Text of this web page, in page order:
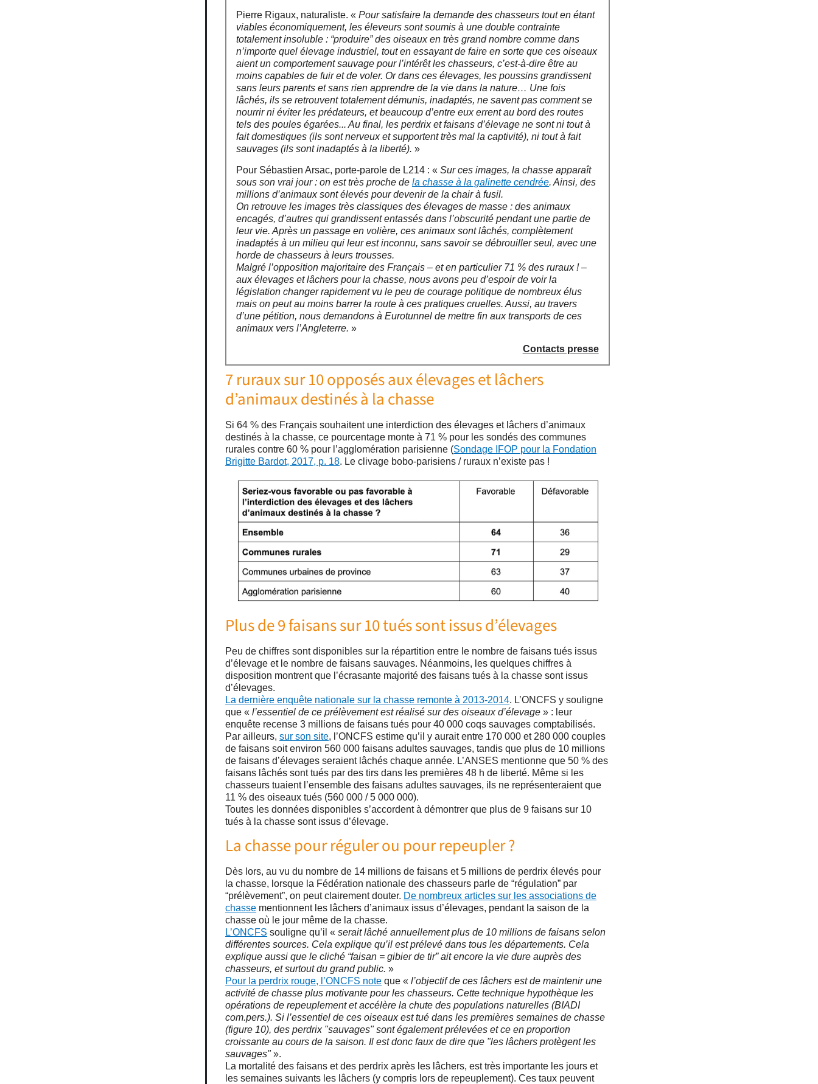
Pierre Rigaux, naturaliste. «Pour satisfaire la demande des chasseurs tout en étant
viables économiquement, les éleveurs sont soumis à une double contrainte
totalement insoluble : “produire” des oiseaux en très grand nombre comme dans
n’importe quel élevage industriel, tout en essayant de faire en sorte que ces oiseaux
aient un comportement sauvage pour l’intérêt les chasseurs, c’est-à-dire être au
moins capables de fuir et de voler. Or dans ces élevages, les poussins grandissent
sans leurs parents et sans rien apprendre de la vie dans la nature… Une fois
lâchés, ils se retrouvent totalement démunis, inadaptés, ne savent pas comment se
nourrir ni éviter les prédateurs, et beaucoup d’entre eux errent au bord des routes
tels des poules égarées... Au final, les perdrix et faisans d’élevage ne sont ni tout à
fait domestiques (ils sont nerveux et supportent très mal la captivité), ni tout à fait
sauvages (ils sont inadaptés à la liberté). »
Pour Sébastien Arsac, porte-parole de L214 : «Sur ces images, la chasse apparaît
sous son vrai jour : on est très proche dela chasse à la galinette cendrée. Ainsi, des
millions d’animaux sont élevés pour devenir de la chair à fusil.
On retrouve les images très classiques des élevages de masse : des animaux
encagés, d’autres qui grandissent entassés dans l’obscurité pendant une partie de
leur vie. Après un passage en volière, ces animaux sont lâchés, complètement
inadaptés à un milieu qui leur est inconnu, sans savoir se débrouiller seul, avec une
horde de chasseurs à leurs trousses.
Malgré l’opposition majoritaire des Français – et en particulier 71 % des ruraux ! –
aux élevages et lâchers pour la chasse, nous avons peu d’espoir de voir la
législation changer rapidement vu le peu de courage politique de nombreux élus
mais on peut au moins barrer la route à ces pratiques cruelles. Aussi, au travers
d’une pétition, nous demandons à Eurotunnel de mettre fin aux transports de ces
animaux vers l’Angleterre. »
Contacts presse
7 ruraux sur 10 opposés aux élevages et lâchers
d’animaux destinés à la chasse
Si 64 % des Français souhaitent une interdiction des élevages et lâchers d’animaux
destinés à la chasse, ce pourcentage monte à 71 % pour les sondés des communes
rurales contre 60 % pour l’agglomération parisienne (Sondage IFOP pour la Fondation
Brigitte Bardot, 2017, p. 18. Le clivage bobo-parisiens / ruraux n’existe pas !
Plus de 9 faisans sur 10 tués sont issus d’élevages
Peu de chiffres sont disponibles sur la répartition entre le nombre de faisans tués issus
d’élevage et le nombre de faisans sauvages. Néanmoins, les quelques chiffres à
disposition montrent que l’écrasante majorité des faisans tués à la chasse sont issus
d’élevages.
La dernière enquête nationale sur la chasse remonte à 2013-2014. L’ONCFS y souligne
que «l’essentiel de ce prélèvement est réalisé sur des oiseaux d’élevage » : leur
enquête recense 3 millions de faisans tués pour 40 000 coqs sauvages comptabilisés.
Par ailleurs,sur son site, l’ONCFS estime qu’il y aurait entre 170 000 et 280 000 couples
de faisans soit environ 560 000 faisans adultes sauvages, tandis que plus de 10 millions
de faisans d’élevages seraient lâchés chaque année. L’ANSES mentionne que 50 % des
faisans lâchés sont tués par des tirs dans les premières 48 h de liberté. Même si les
chasseurs tuaient l’ensemble des faisans adultes sauvages, ils ne représenteraient que
11 % des oiseaux tués (560 000 / 5 000 000).
Toutes les données disponibles s’accordent à démontrer que plus de 9 faisans sur 10
tués à la chasse sont issus d’élevage.
La chasse pour réguler ou pour repeupler ?
Dès lors, au vu du nombre de 14 millions de faisans et 5 millions de perdrix élevés pour
la chasse, lorsque la Fédération nationale des chasseurs parle de “régulation” par
“prélèvement”, on peut clairement douter. De nombreux articles sur les associations de
chasse mentionnent les lâchers d’animaux issus d’élevages, pendant la saison de la
chasse où le jour même de la chasse.
L’ONCFS souligne qu’il «serait lâché annuellement plus de 10 millions de faisans selon
différentes sources. Cela explique qu’il est prélevé dans tous les départements. Cela
explique aussi que le cliché “faisan = gibier de tir” ait encore la vie dure auprès des
chasseurs, et surtout du grand public. »
Pour la perdrix rouge, l’ONCFS note que «l’objectif de ces lâchers est de maintenir une
activité de chasse plus motivante pour les chasseurs. Cette technique hypothèque les
opérations de repeuplement et accélère la chute des populations naturelles (BIADI
com.pers.). Si l’essentiel de ces oiseaux est tué dans les premières semaines de chasse
(figure 10), des perdrix "sauvages" sont également prélevées et ce en proportion
croissante au cours de la saison. Il est donc faux de dire que "les lâchers protègent les
sauvages"».
La mortalité des faisans et des perdrix après les lâchers, est très importante les jours et
les semaines suivants les lâchers (y compris lors de repeuplement). Ces taux peuvent